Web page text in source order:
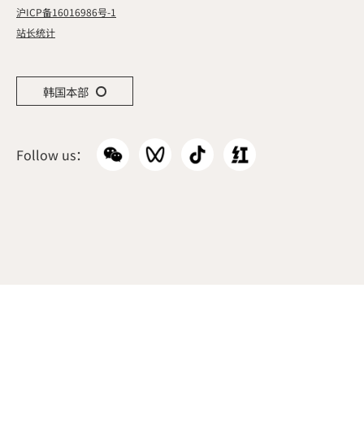
沪ICP备16016986号-1
站长统计
Follow us：